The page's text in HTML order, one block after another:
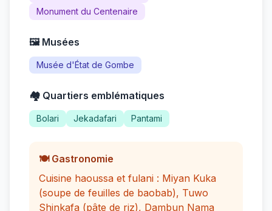
Monument du Centenaire
🖼️ Musées
Musée d'État de Gombe
🏘️ Quartiers emblématiques
Bolari Jekadafari Pantami
🍽️ Gastronomie
Cuisine haoussa et fulani : Miyan Kuka
(soupe de feuilles de baobab), Tuwo
Shinkafa (pâte de riz), Dambun Nama